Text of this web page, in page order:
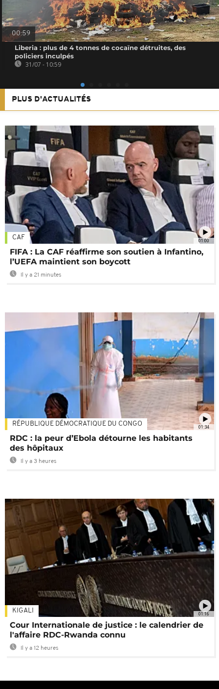
00:59
Liberia : plus de 4 tonnes de cocaïne détruites, des
policiers inculpés
31/07 - 10:59
PLUS D'ACTUALITÉS
01:00
CAF
FIFA : La CAF réaffirme son soutien à Infantino,
l’UEFA maintient son boycott
Il y a 21 minutes
01:34
RÉPUBLIQUE DÉMOCRATIQUE DU CONGO
RDC : la peur d’Ebola détourne les habitants
des hôpitaux
Il y a 3 heures
01:16
KIGALI
Cour Internationale de justice : le calendrier de
l'affaire RDC-Rwanda connu
Il y a 12 heures